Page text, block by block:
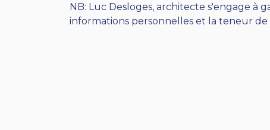
NB: Luc Desloges, architecte s'engage à
informations personnelles et la teneur de